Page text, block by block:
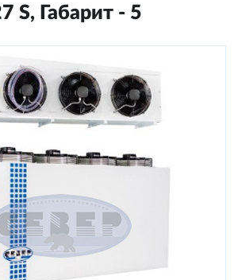
S, Габарит - 5